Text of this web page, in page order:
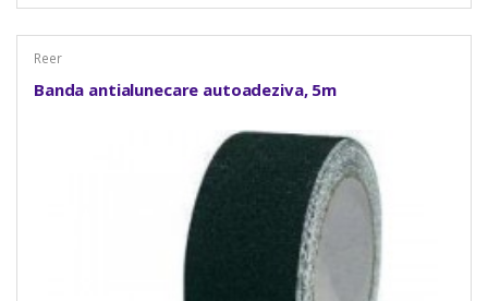
Reer
Banda antialunecare autoadeziva, 5m